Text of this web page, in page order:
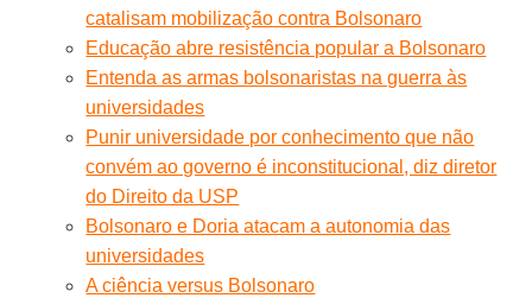
catalisam mobilização contra Bolsonaro
Educação abre resistência popular a Bolsonaro
Entenda as armas bolsonaristas na guerra às
universidades
Punir universidade por conhecimento que não
convém ao governo é inconstitucional, diz diretor
do Direito da USP
Bolsonaro e Doria atacam a autonomia das
universidades
A ciência versus Bolsonaro